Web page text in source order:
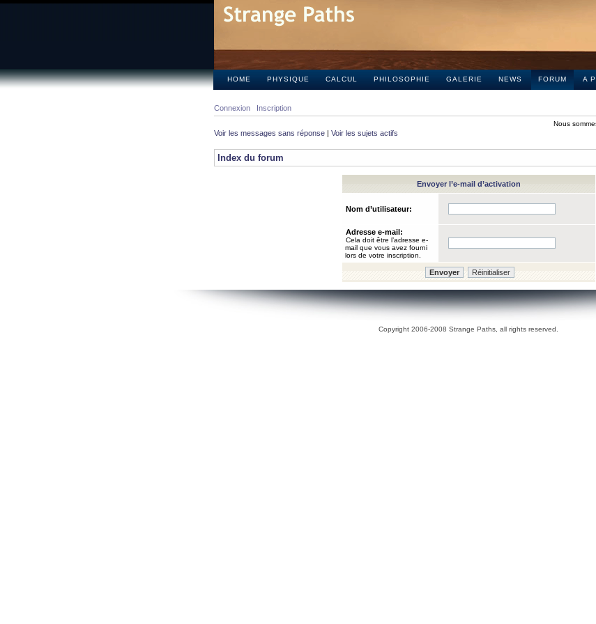
HOME PHYSIQUE CALCUL PHILOSOPHIE GALERIE NEWS FORUM A
Connexion Inscription
Nous
Voir les messages sans réponse | Voir les sujets actifs
Index du forum
Envoyer l’e-mail d’activation
Nom d’utilisateur:
Adresse e-mail:
Cela doit être l’adresse e-
mail que vous avez fourni
lors de votre inscription.
Copyright 2006-2008 Strange Paths, all rights reserved.